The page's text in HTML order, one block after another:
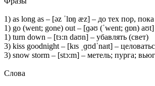
1) as long as – [əz ˈlɒŋ æz] – до тех пор, пока
1) go (went; gone) out – [ɡəʊ (ˈwent; ɡɒn)
1) turn down – [tɜ:n daʊn] – убавлять (свет)
3) kiss goodnight – [kɪs ˌɡʊdˈnaɪt] –
3) snow storm – [stɔ:m] – метель; пурга;
Слова